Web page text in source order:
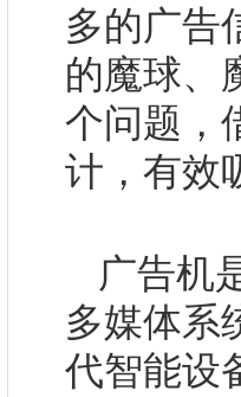
多的广告
的魔球、
个问题，
计，有效
广告机
多媒体系
代智能设